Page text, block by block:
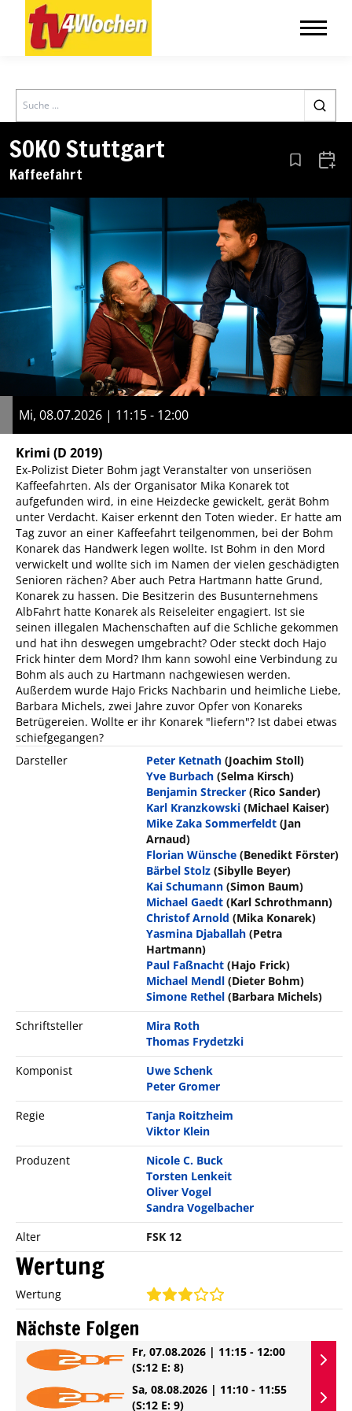
Search
SOKO Stuttgart
Kaffeefahrt Aus den
Mi, 08.07.2026 | 11:15 - 12:00
Krimi (D 2019)
Ex-Polizist Dieter Bohm jagt Veranstalter von unseriösen
Kaffeefahrten. Als der Organisator Mika Konarek tot
aufgefunden wird, in eine Heizdecke gewickelt, gerät Bohm
unter Verdacht. Kaiser erkennt den Toten wieder. Er hatte am
Tag zuvor an einer Kaffeefahrt teilgenommen, bei der Bohm
Konarek das Handwerk legen wollte. Ist Bohm in den Mord
verwickelt und wollte sich im Namen der vielen geschädigten
Senioren rächen? Aber auch Petra Hartmann hatte Grund,
Konarek zu hassen. Die Besitzerin des Busunternehmens
AlbFahrt hatte Konarek als Reiseleiter engagiert. Ist sie
seinen illegalen Machenschaften auf die Schliche gekommen
und hat ihn deswegen umgebracht? Oder steckt doch Hajo
Frick hinter dem Mord? Ihm kann sowohl eine Verbindung zu
Bohm als auch zu Hartmann nachgewiesen werden.
Außerdem wurde Hajo Fricks Nachbarin und heimliche Liebe,
Barbara Michels, zwei Jahre zuvor Opfer von Konareks
Betrügereien. Wollte er ihr Konarek "liefern"? Ist dabei etwas
schiefgegangen?
Darsteller
Peter Ketnath (Joachim Stoll)
Yve Burbach (Selma Kirsch)
Benjamin Strecker (Rico Sander)
Karl Kranzkowski (Michael Kaiser)
Mike Zaka Sommerfeldt (Jan
Arnaud)
Florian Wünsche (Benedikt Förster)
Bärbel Stolz (Sibylle Beyer)
Kai Schumann (Simon Baum)
Michael Gaedt (Karl Schrothmann)
Christof Arnold (Mika Konarek)
Yasmina Djaballah (Petra
Hartmann)
Paul Faßnacht (Hajo Frick)
Michael Mendl (Dieter Bohm)
Simone Rethel (Barbara Michels)
Schriftsteller
Mira Roth
Thomas Frydetzki
Komponist
Uwe Schenk
Peter Gromer
Regie
Tanja Roitzheim
Viktor Klein
Produzent
Nicole C. Buck
Torsten Lenkeit
Oliver Vogel
Sandra Vogelbacher
Alter
FSK 12
Wertung
Wertung
Nächste Folgen
Fr, 07.08.2026 | 11:15 - 12:00
(S:12 E: 8)
Sa, 08.08.2026 | 11:10 - 11:55
(S:12 E: 9)